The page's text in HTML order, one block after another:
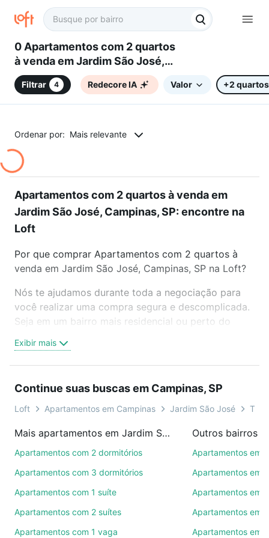
0 Apartamentos com 2 quartos
à venda em Jardim São José,
Campinas, SP
Filtrar 4 Redecore IA Valor +2 quartos
Ordenar por: Mais relevante
Apartamentos com 2 quartos à venda em
Jardim São José, Campinas, SP: encontre na
Loft
Por que comprar Apartamentos com 2 quartos à
venda em Jardim São José, Campinas, SP na Loft?
Nós te ajudamos durante toda a negociação para
você realizar uma compra segura e descomplicada.
Seja em um bairro mais residencial ou perto do
oferta ideal de Apartamentos com 2 quartos à
venda em Jardim São José, Campinas, SP para
ou por videochamada, é grátis, sem compromisso e
você ainda conta com mais de 46 mil corretores e
de imóveis.
Como escolher um imóvel?
ruas, bairros e até condomínios favoritos. Você
também pode usar os filtros como quantidade de
quartos, suítes, com ou sem vaga de garagem para
Exibir mais
Continue suas buscas em Campinas, SP
Loft Apartamentos em Campinas Jardim São José
Mais apartamentos em Jardim São José
Apartamentos com 2 dormitórios
Apartamentos com 3 dormitórios
Apartamentos com 1 suíte
Apartamentos com 2 suítes
Apartamentos com 1 vaga
Outros bairros
Apartamentos em
Apartamentos em
Apartamentos em
Apartamentos em
Apartamentos em